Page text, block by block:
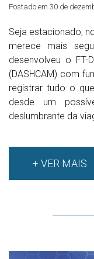
Postado em 30 de
Seja estacionado,
merece mais
desenvolveu o FT-
(DASHCAM) com
registrar tudo o
desde um
deslumbrante da
+ VER MAIS